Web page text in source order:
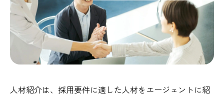
人材紹介は、採用要件に適した人材をエージェントに紹